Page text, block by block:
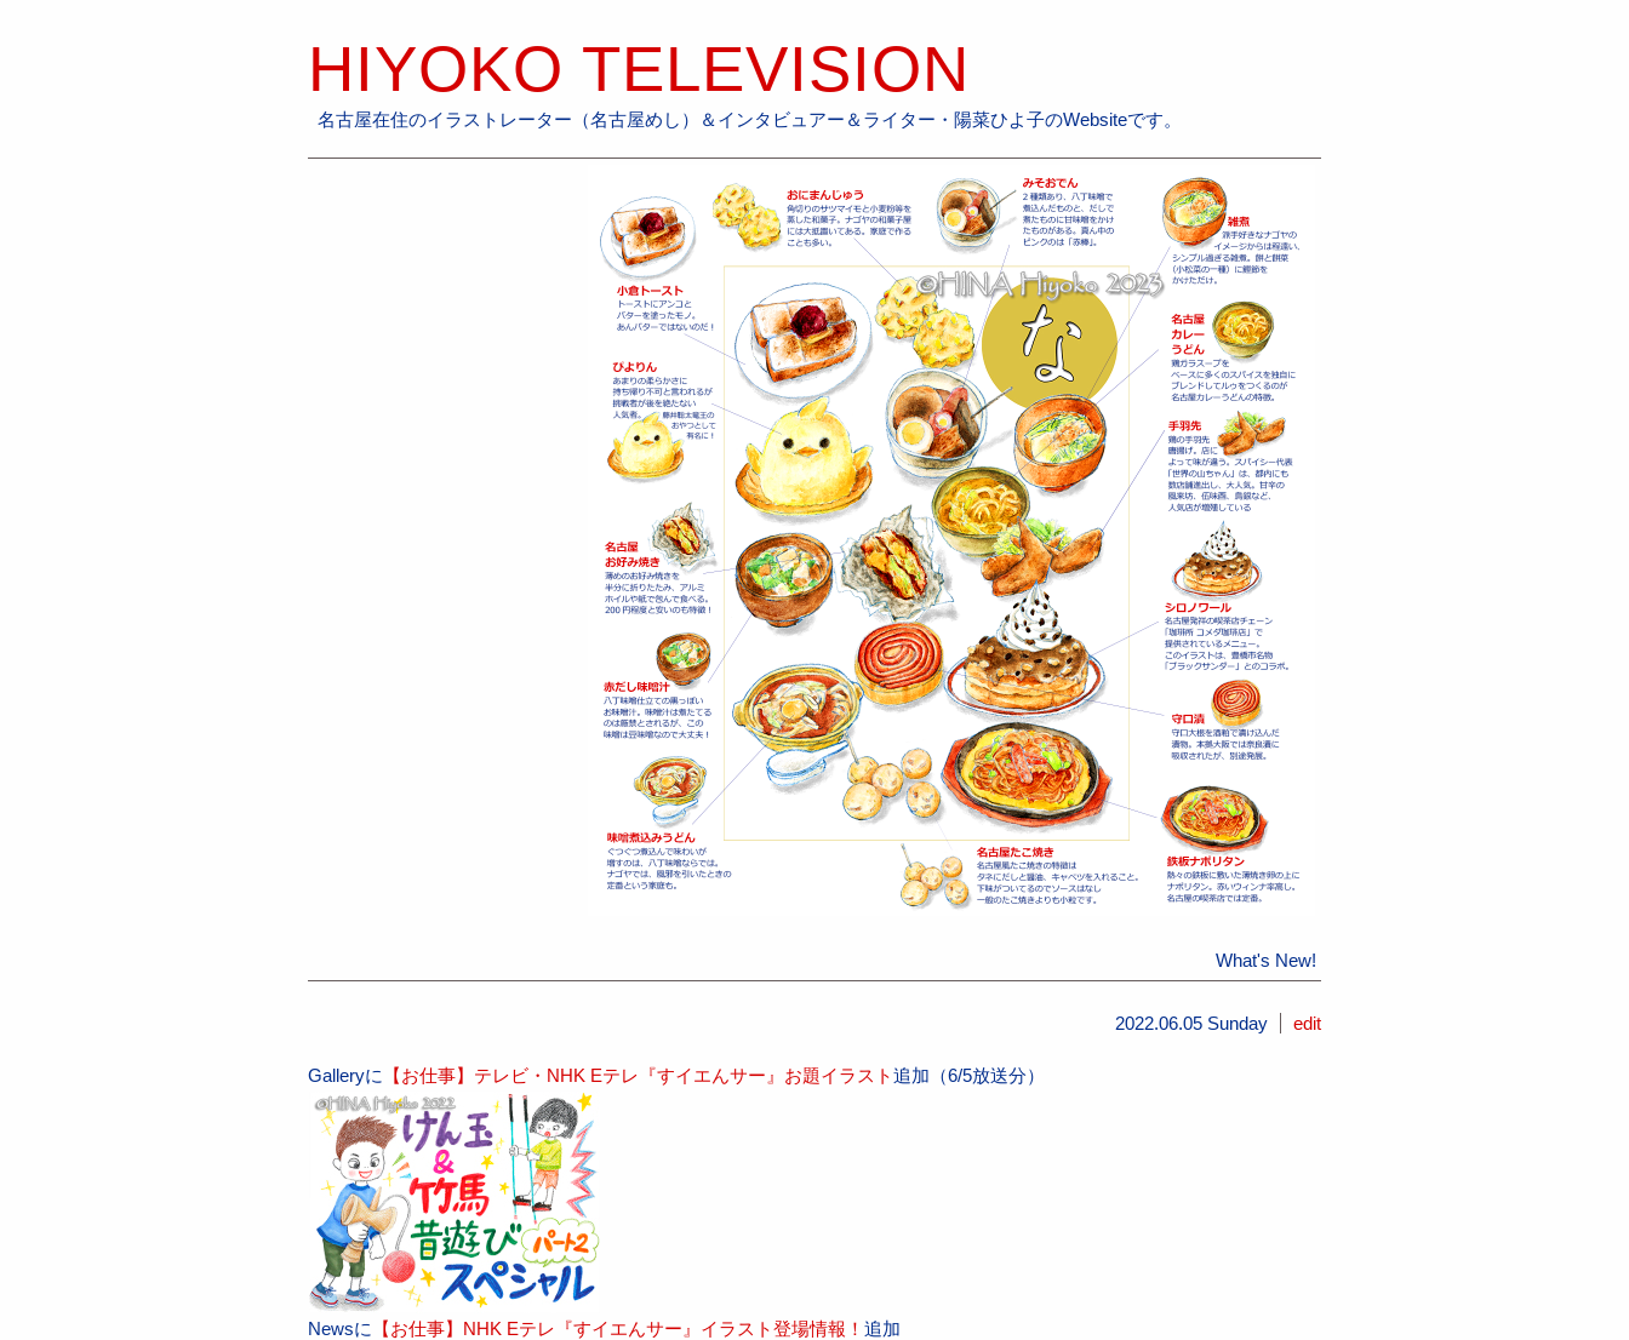
HIYOKO TELEVISION
名古屋在住のイラストレーター（名古屋めし）＆インタビュアー＆ライター・陽菜ひよ子のWebsiteです。
What's New!
2022.06.05 Sunday edit
Galleryに 【お仕事】テレビ・NHK Eテレ『すイエんサー』お題イラスト追加（6/5放送分）
Newsに 【お仕事】NHK Eテレ『すイエんサー』イラスト登場情報！ 追加